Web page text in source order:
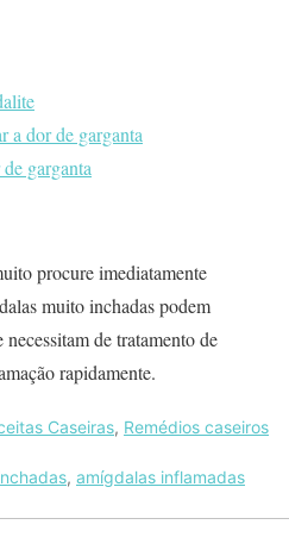
a dor de garganta
garganta
procure imediatamente
muito inchadas podem
de tratamento de
rapidamente.
Caseiras, Remédios caseiros
, amígdalas inflamadas